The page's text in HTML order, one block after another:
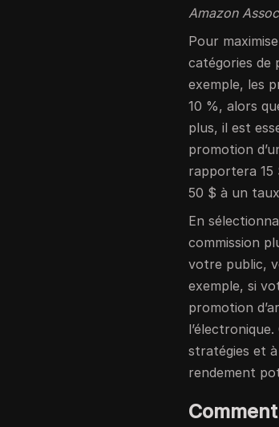
Amazon
Pour
catégories de
exemple, les
10 %, alors
plus, il est
promotion
rapportera 15
50 $ à un
En
commission
votre public,
exemple, si
promotion
stratégies et
rendement